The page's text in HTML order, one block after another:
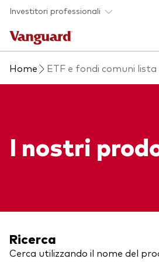
Skip to main content
Investitori professionali
Prodotti di investimento
Visualizza i nostri prodotti
Fondi indicizzati
Fondi attivi
Azionario
Back to main menu
La società
Chi siamo
Home ETF e fondi comuni lista
I nostri
Ricerca
Cerca utilizzando il nome del